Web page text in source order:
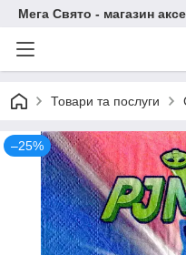
Мега Свято - магазин
Товари та послуги
–25%